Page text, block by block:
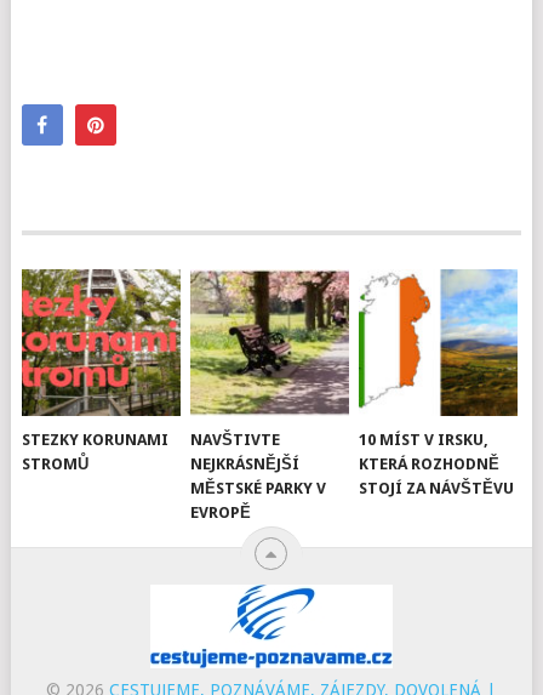
STEZKY KORUNAMI
STROMŮ
NAVŠTIVTE
NEJKRÁSNĚJŠÍ
MĚSTSKÉ PARKY V
EVROPĚ
10 MÍST V IRSKU,
KTERÁ ROZHODNĚ
STOJÍ ZA NÁVŠTĚVU
© 2026CESTUJEME, POZNÁVÁME, ZÁJEZDY, DOVOLENÁ |